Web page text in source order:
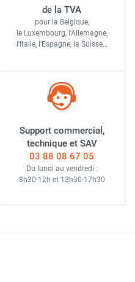
de la TVA
pour la Belgique,
le Luxembourg, l'Allemagne,
l'Italie, l'Espagne, la Suisse…
Support commercial,
technique et SAV
03 88 08 67 05
Du lundi au vendredi :
8h30-12h et 13h30-17h30